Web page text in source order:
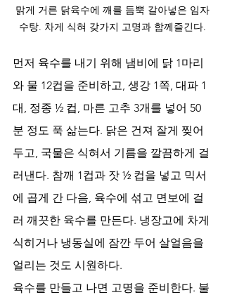
맑게 거른 닭육수에 깨를 듬뿍 갈아넣은 임자
수탕. 차게 식혀 갖가지 고명과 함께즐긴다.
먼저 육수를 내기 위해 냄비에 닭 1마리
와 물 12컵을 준비하고, 생강 1쪽, 대파 1
대, 정종 ½ 컵, 마른 고추 3개를 넣어 50
분 정도 푹 삶는다. 닭은 건져 잘게 찢어
두고, 국물은 식혀서 기름을 깔끔하게 걸
러낸다. 참깨 1컵과 잣 ½ 컵을 넣고 믹서
에 곱게 간 다음, 육수에 섞고 면보에 걸
러 깨끗한 육수를 만든다. 냉장고에 차게
식히거나 냉동실에 잠깐 두어 살얼음을
얼리는 것도 시원하다.
육수를 만들고 나면 고명을 준비한다. 불